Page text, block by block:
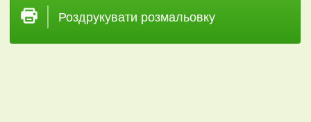
Роздрукувати розмальовку